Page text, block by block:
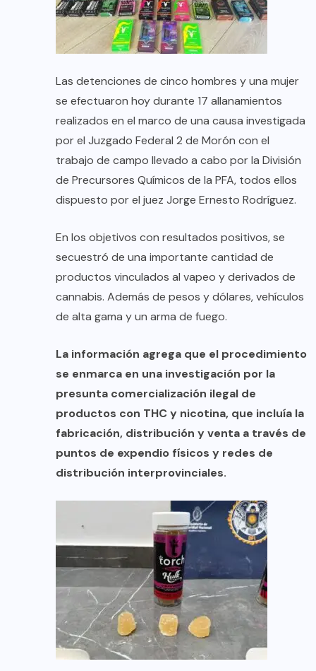
Las detenciones de cinco hombres y una mujer
se efectuaron hoy durante 17 allanamientos
realizados en el marco de una causa investigada
por el Juzgado Federal 2 de Morón con el
trabajo de campo llevado a cabo por la División
de Precursores Químicos de la PFA, todos ellos
dispuesto por el juez Jorge Ernesto Rodríguez.
En los objetivos con resultados positivos, se
secuestró de una importante cantidad de
productos vinculados al vapeo y derivados de
cannabis. Además de pesos y dólares, vehículos
de alta gama y un arma de fuego.
La información agrega que el procedimiento
se enmarca en una investigación por la
presunta comercialización ilegal de
productos con THC y nicotina, que incluía la
fabricación, distribución y venta a través de
puntos de expendio físicos y redes de
distribución interprovinciales.